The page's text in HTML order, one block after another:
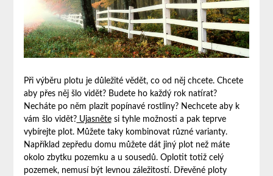
Při výběru plotu je důležité vědět, co od něj chcete. Chcete
aby přes něj šlo vidět? Budete ho každý rok natírat?
Necháte po něm plazit popínavé rostliny? Nechcete aby k
vám šlo vidět?Ujasnětesi tyhle možnosti a pak teprve
vybírejte plot. Můžete taky kombinovat různé varianty.
Například zepředu domu můžete dát jiný plot než máte
okolo zbytku pozemku a u sousedů. Oplotit totiž celý
pozemek, nemusí být levnou záležitostí. Dřevěné ploty